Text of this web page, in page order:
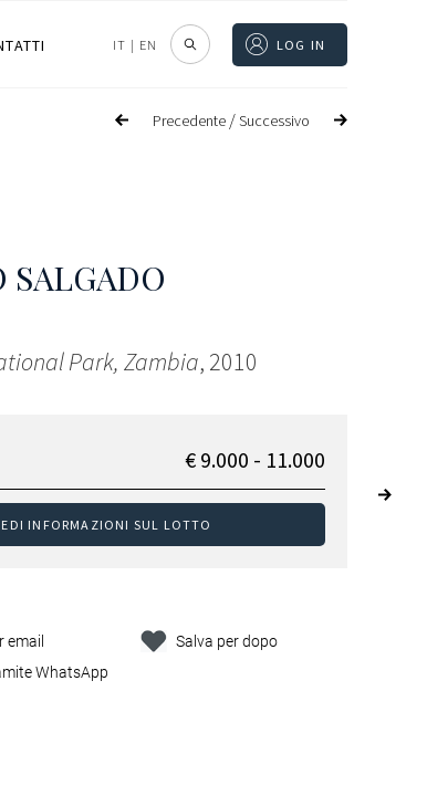
IT | EN LOG IN
Precedente /Successivo
SALGADO
Park, Zambia, 2010
€ 9.000 - 11.000
INFORMAZIONI SUL LOTTO
email
WhatsApp
Salva per dopo